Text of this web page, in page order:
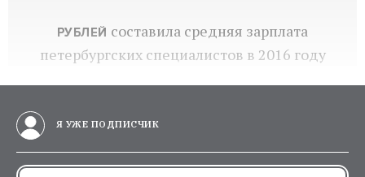
РУБЛЕЙ составила средняя зарплата
петербургских специалистов в 2016 году
Я УЖЕ ПОДПИСЧИК